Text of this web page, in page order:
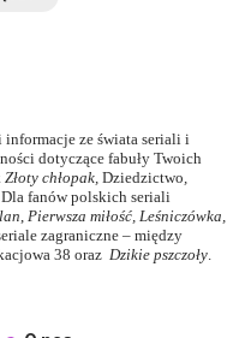
informacje ze świata seriali i
dotyczące fabuły Twoich
Złoty chłopak, Dziedzictwo,
Dla fanów polskich seriali
, Pierwsza miłość, Leśniczówka,
zagraniczne – między
38 oraz Dzikie pszczoły.